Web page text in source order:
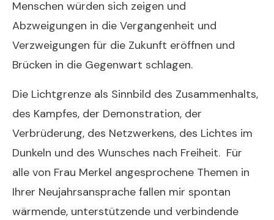
Menschen würden sich zeigen und
Abzweigungen in die Vergangenheit und
Verzweigungen für die Zukunft eröffnen und
Brücken in die Gegenwart schlagen.
Die Lichtgrenze als Sinnbild des Zusammenhalts,
des Kampfes, der Demonstration, der
Verbrüderung, des Netzwerkens, des Lichtes im
Dunkeln und des Wunsches nach Freiheit. Für
alle von Frau Merkel angesprochene Themen in
Ihrer Neujahrsansprache fallen mir spontan
wärmende, unterstützende und verbindende